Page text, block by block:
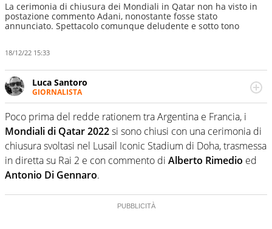
La cerimonia di chiusura dei Mondiali in Qatar non ha visto in
postazione commento Adani, nonostante fosse stato
annunciato. Spettacolo comunque deludente e sotto tono
18/12/22 15:33
Luca Santoro
GIORNALISTA
Esperto di Motorsport ma, più in generale, appassionato
di tutto ciò che sia Sport, anche senza il Motor. Dà il
meglio di sé quando la strada fa largo alle due o alle
quattro ruote
Poco prima del redde rationem tra Argentina e Francia, i
Mondiali di Qatar 2022si sono chiusi con una cerimonia di
chiusura svoltasi nel Lusail Iconic Stadium di Doha, trasmessa
in diretta su Rai 2 e con commento di Alberto Rimedio ed
Antonio Di Gennaro.